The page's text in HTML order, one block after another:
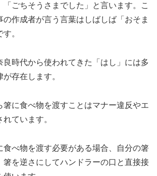
「ごちそうさまでした」と言います。こ
の作成者が言う言葉はしばしば「おそま
。
良時代から使われてきた「はし」には多
存在します。
箸に食べ物を渡すことはマナー違反やエ
ています。
食べ物を渡す必要がある場合、自分の箸
箸を逆さにしてハンドラーの口と直接接